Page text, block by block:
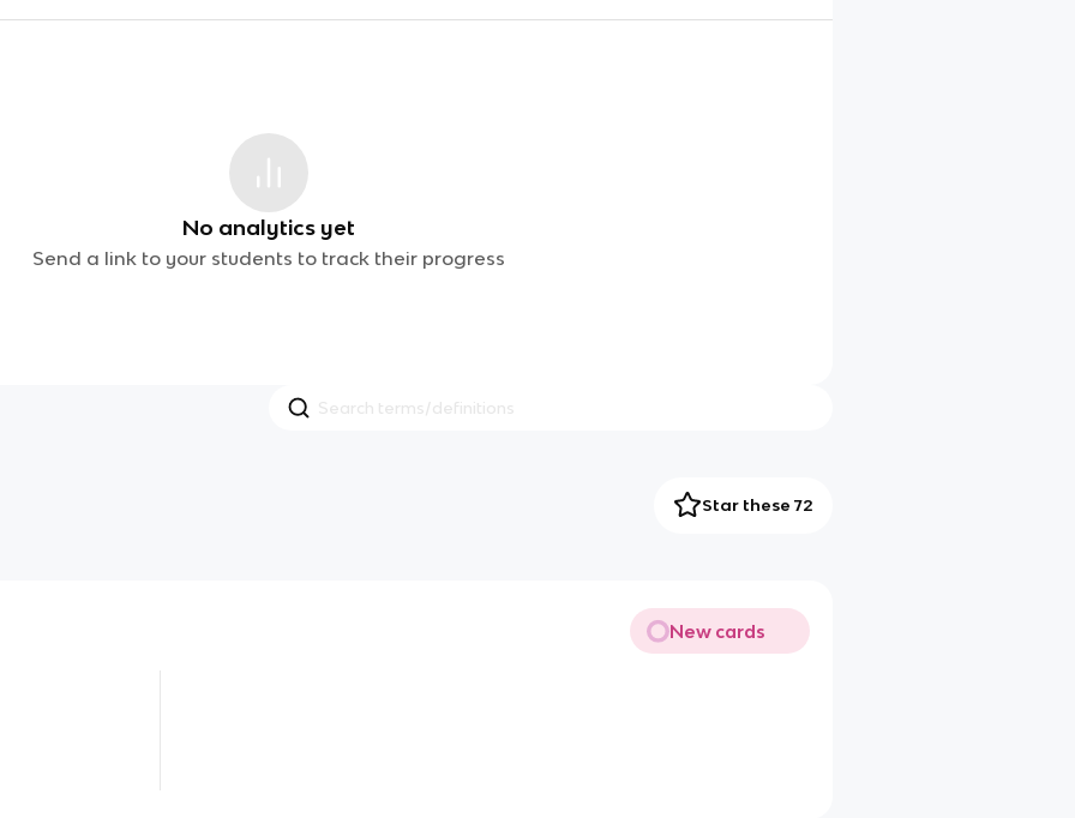
No analytics yet
Send a link to your students to track their progress
Star these 72
New cards